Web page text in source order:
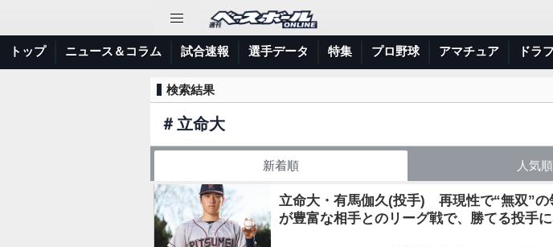
トップ ニュース＆コラム 試合速報 選手データ 特集 プロ野球 アマチュア ドラ
検索結果
＃ 立命大
新着順 人気順
立命大・有馬伽久(投手) 再現性で“無双”の
が豊富な相手とのリーグ戦で、勝てる投手に